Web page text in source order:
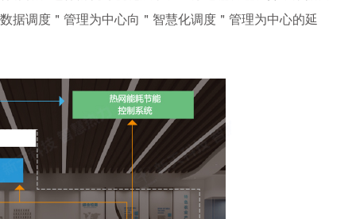
据调度＂管理为中心向＂智慧化调度＂管理为中心的延